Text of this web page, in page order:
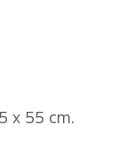
x 55 cm.